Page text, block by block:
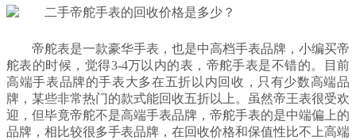
帝舵表是一款豪华手表，也是中高档手表品牌，小编买帝
舵表的时候，觉得3-4万以内的表，帝舵手表是不错的。目前
高端手表品牌的手表大多在五折以内回收，只有少数高端品
牌，某些非常热门的款式能回收五折以上。虽然帝王表很受欢
迎，但毕竟帝舵不是高端手表品牌，帝舵手表的是中端偏上的
品牌，相比较很多手表品牌，在回收价格和保值性比不上高端